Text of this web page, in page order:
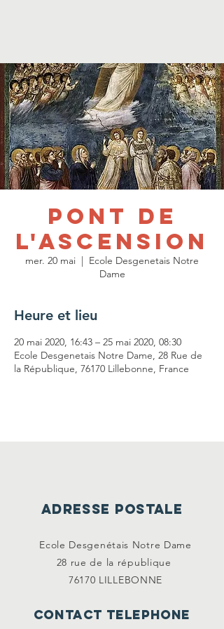
Pont de
l'ascension
mer. 20 mai
  |
Ecole Desgenetais Notre
Dame
Heure et lieu
20 mai 2020, 16:43 – 25 mai 2020, 08:30
Ecole Desgenetais Notre Dame, 28 Rue de
la République, 76170 Lillebonne, France
ADRESSE POSTALE
Ecole Desgenétais Notre Dame
28 rue de la république
76170 LILLEBONNE
CONTACT TELEPHONE